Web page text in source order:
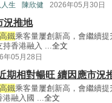
生 陳欣健 2026年05月30日
況推地
高鐵乘客量屢創新高，會繼續
持香港融入 ...全文
年05月28日
期相對暢旺 續因應市況
高鐵乘客量屢創新高，會繼續提
港融入國 ...全文